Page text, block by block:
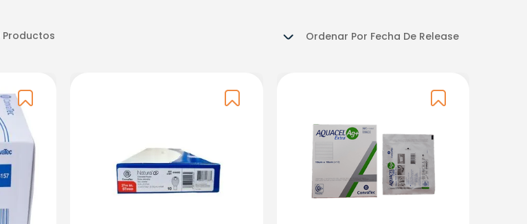
Productos Ordenar Por Fecha De Release